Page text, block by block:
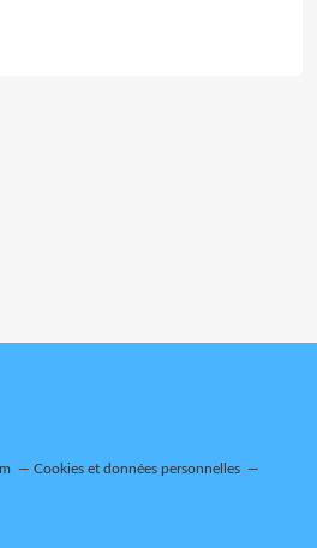
Cookies et données personnelles